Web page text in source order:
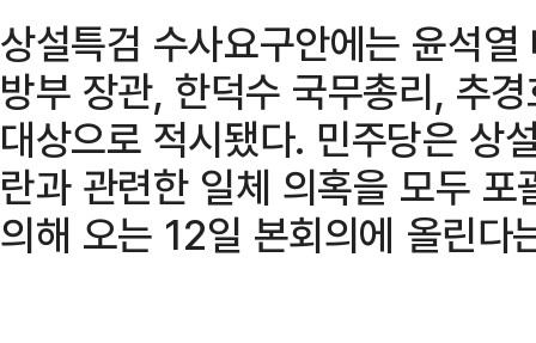
상설특검 수사요구안에는 윤석
방부 장관, 한덕수 국무총리, 추
대상으로 적시됐다. 민주당은 상
란과 관련한 일체 의혹을 모두
의해 오는 12일 본회의에 올린다